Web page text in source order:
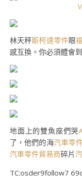
林天秤斯柯達零件眼
感互換。你必須體會
地面上的雙魚座們哭
了，他們的海汽車零
汽車零件貿易商碎片
TC:osder9follow7